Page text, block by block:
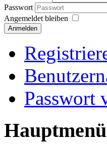
Passwort
Angemeldet bleiben
Anmelden
Passwort
Hauptmenü